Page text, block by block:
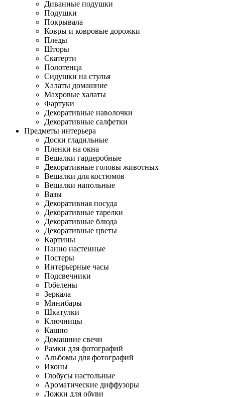
Диванные подушки
Подушки
Покрывала
Ковры и ковровые дорожки
Пледы
Шторы
Скатерти
Полотенца
Сидушки на стулья
Халаты домашние
Махровые халаты
Фартуки
Декоративные наволочки
Декоративные салфетки
Предметы интерьера
Доски гладильные
Пленки на окна
Вешалки гардеробные
Декоративные головы животных
Вешалки для костюмов
Вешалки напольные
Вазы
Декоративная посуда
Декоративные тарелки
Декоративные блюда
Декоративные цветы
Картины
Панно настенные
Постеры
Интерьерные часы
Подсвечники
Гобелены
Зеркала
Минибары
Шкатулки
Ключницы
Кашпо
Домашние свечи
Рамки для фотографий
Альбомы для фотографий
Иконы
Глобусы настольные
Ароматические диффузоры
Ложки для обуви